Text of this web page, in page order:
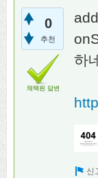
0
추천
채택된 답변
하